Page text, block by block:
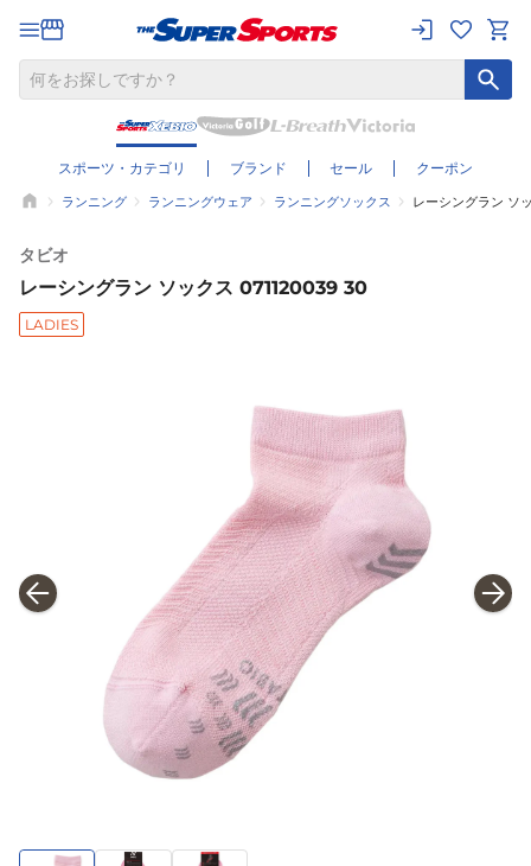
スポーツ・カテゴリ ブランド セール クーポン
ランニング ランニングウェア ランニングソックス レーシングラン ソ
タビオ
レーシングラン ソックス 071120039 30
LADIES